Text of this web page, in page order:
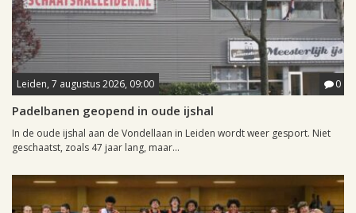
Leiden, 7 augustus 2026, 09:00 0
Padelbanen geopend in oude ijshal
In de oude ijshal aan de Vondellaan in Leiden wordt weer gesport. Niet
geschaatst, zoals 47 jaar lang, maar...